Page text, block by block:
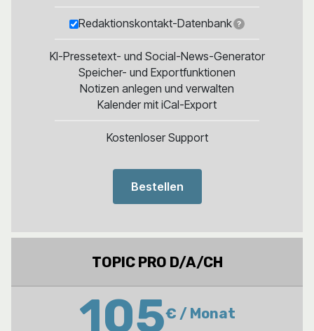
Redaktionskontakt-Datenbank ?
KI-Pressetext- und Social-News-Generator
Speicher- und Exportfunktionen
Notizen anlegen und verwalten
Kalender mit iCal-Export
Kostenloser Support
Bestellen
TOPIC PRO D/A/CH
105€ / Monat